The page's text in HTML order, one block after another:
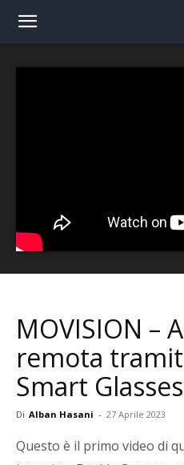
MOVISION –
remota
Smart
Di Alban Hasani - 27 Aprile 2023
Questo è il primo video di